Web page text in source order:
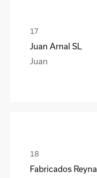
Juan Arnal SL
Juan
Fabricados Reyna